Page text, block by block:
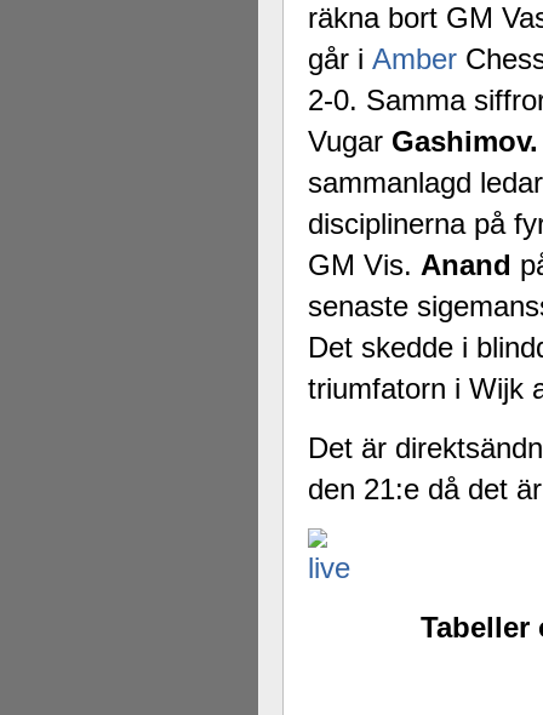
räkna bort GM
går i Amber
2-0. Samma
Vugar Gashimov.
sammanlagd
disciplinerna på
GM Vis. Anand
senaste
Det skedde i
triumfatorn i Wijk
Det är
den 21:e då det
Tabeller